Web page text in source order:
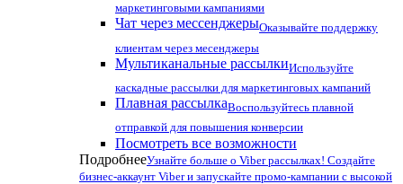
маркетинговыми кампаниями
Чат через мессенджерыОказывайте поддержку
клиентам через месенджеры
Мультиканальные рассылкиИспользуйте
каскадные рассылки для маркетинговых кампаний
Плавная рассылкаВоспользуйтесь плавной
отправкой для повышения конверсии
Посмотреть все возможности
ПодробнееУзнайте больше о Viber рассылках! Создайте
бизнес-аккаунт Viber и запускайте промо-кампании с высокой